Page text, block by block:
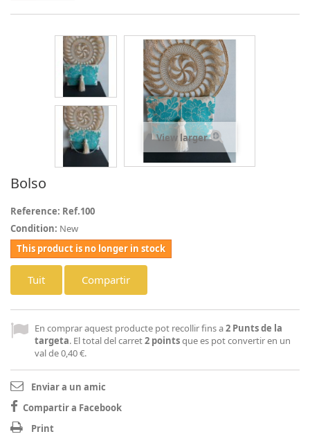
View larger
Bolso
Reference: Ref.100
Condition: New
This product is no longer in stock
Tuit Compartir
En comprar aquest producte pot recollir fins a2 Punts de la
targeta. El total del carret2 pointsque es pot convertir en un
val de0,40 €.
Enviar a un amic
Compartir a Facebook
Print